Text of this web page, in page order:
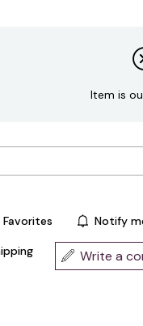
Item is
Notify
Write a